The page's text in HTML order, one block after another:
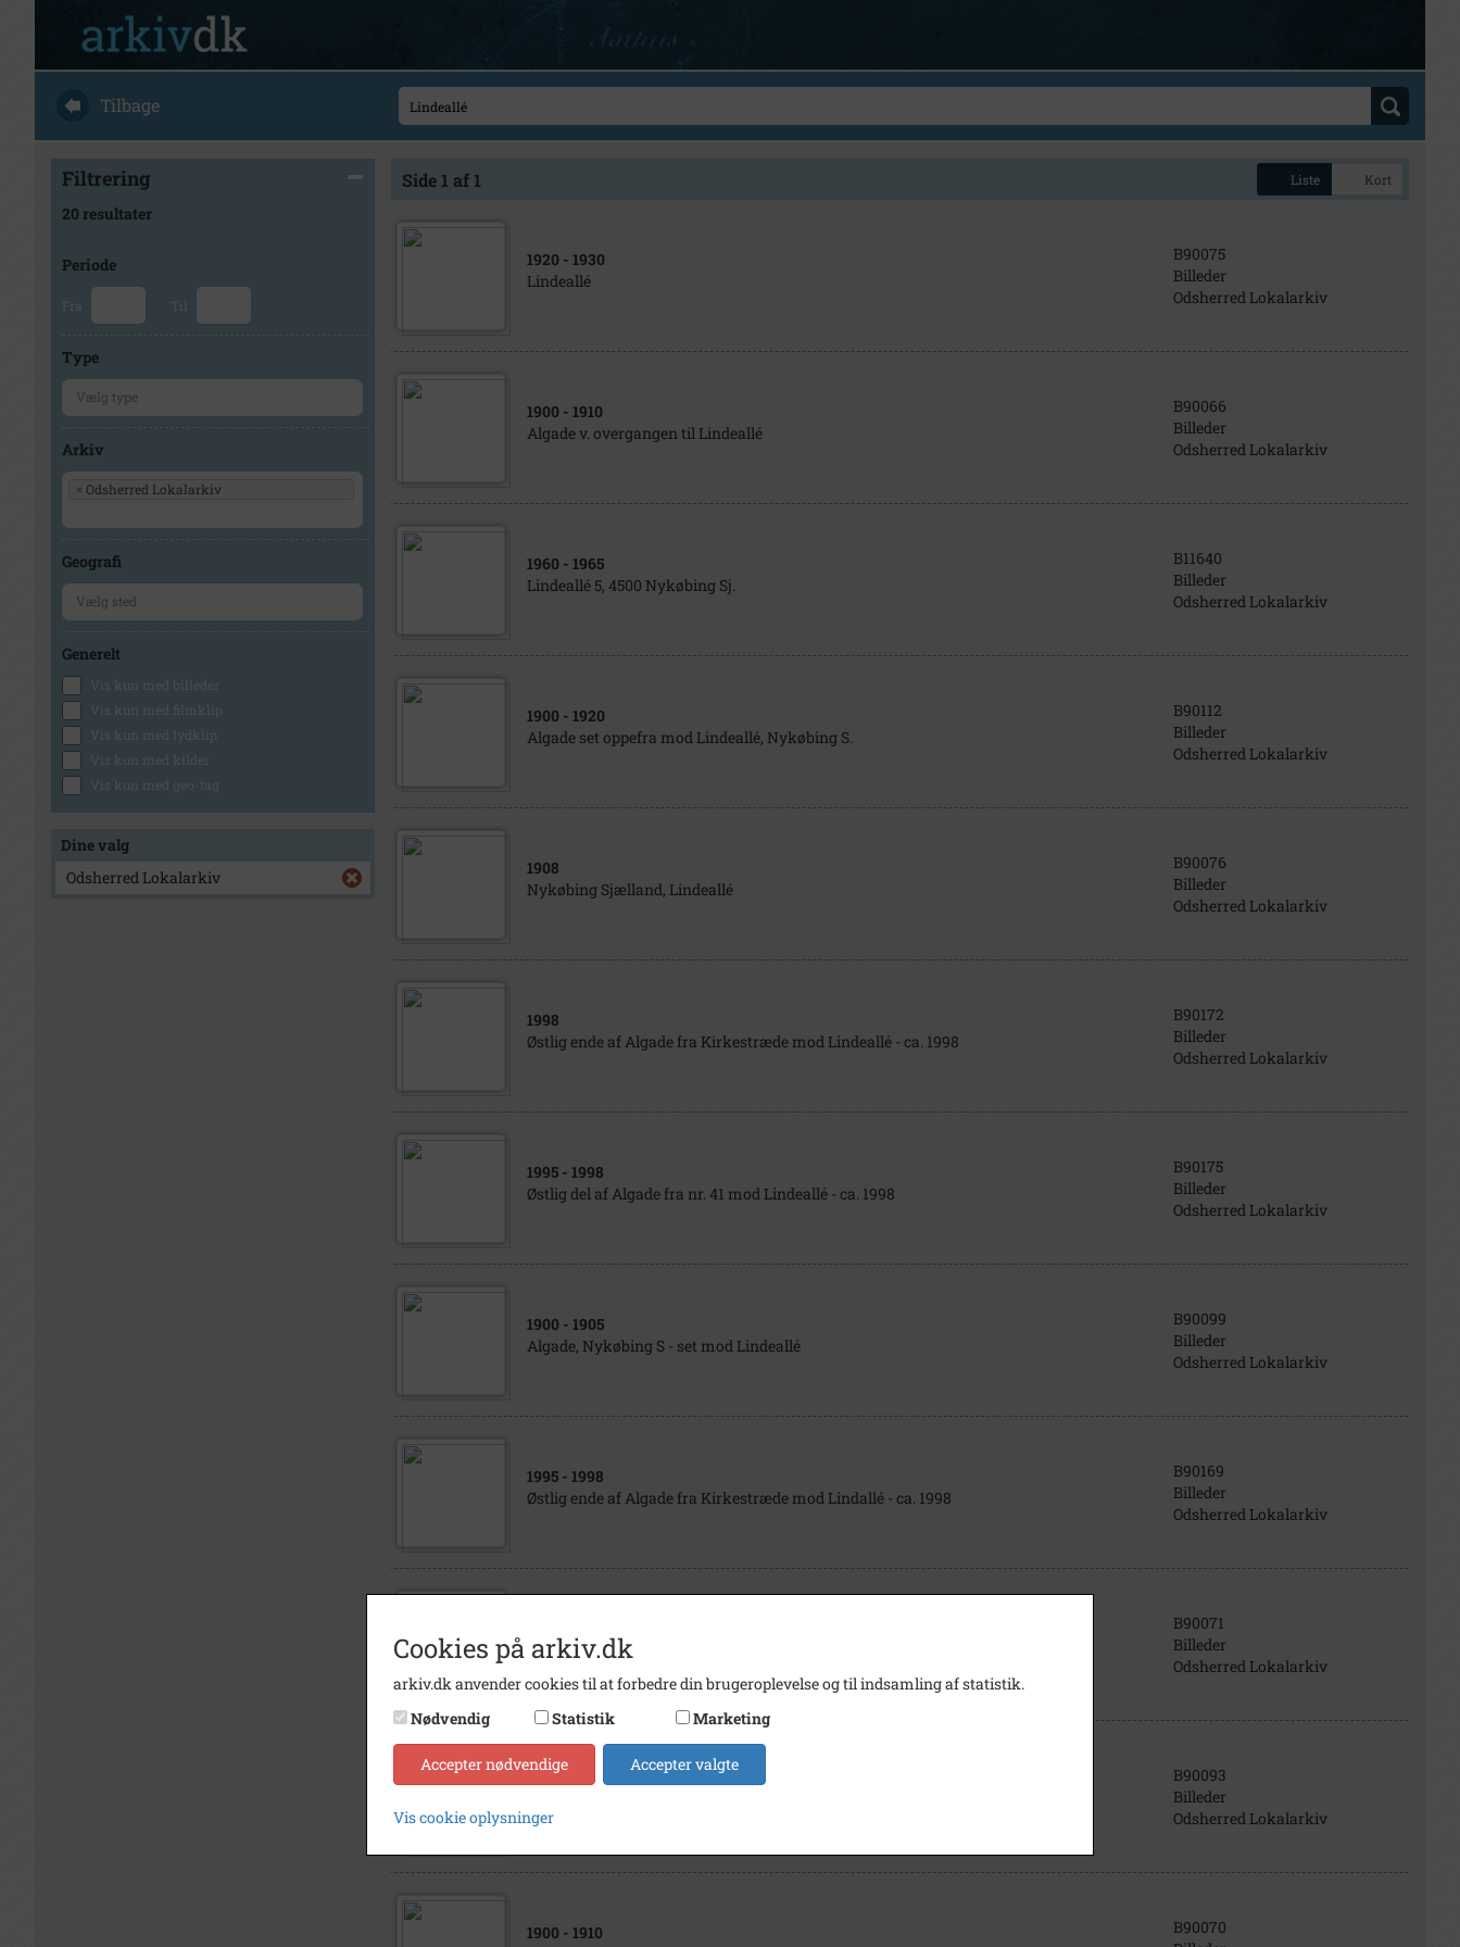
Tilbage
Filtrering
20 resultater
Periode
Fra Til
Type
Arkiv
× Odsherred Lokalarkiv
Geografi
Generelt
Vis kun med billeder
Vis kun med filmklip
Vis kun med lydklip
Vis kun med kilder
Vis kun med geo-tag
Dine valg
Odsherred Lokalarkiv
Side 1 af 1 Liste Kort
1920 - 1930
Lindeallé
B90075
Billeder
Odsherred Lokalarkiv
1900 - 1910
Algade v. overgangen til Lindeallé
B90066
Billeder
Odsherred Lokalarkiv
1960 - 1965
Lindeallé 5, 4500 Nykøbing Sj.
B11640
Billeder
Odsherred Lokalarkiv
1900 - 1920
Algade set oppefra mod Lindeallé, Nykøbing S.
B90112
Billeder
Odsherred Lokalarkiv
1908
Nykøbing Sjælland, Lindeallé
B90076
Billeder
Odsherred Lokalarkiv
1998
Østlig ende af Algade fra Kirkestræde mod Lindeallé - ca. 1998
B90172
Billeder
Odsherred Lokalarkiv
1995 - 1998
Østlig del af Algade fra nr. 41 mod Lindeallé - ca. 1998
B90175
Billeder
Odsherred Lokalarkiv
1900 - 1905
Algade, Nykøbing S - set mod Lindeallé
B90099
Billeder
Odsherred Lokalarkiv
1995 - 1998
Østlig ende af Algade fra Kirkestræde mod Lindallé - ca. 1998
B90169
Billeder
Odsherred Lokalarkiv
Algades østlige ende
B90071
Billeder
Odsherred Lokalarkiv
1900- 1905
B90093
Billeder
Odsherred Lokalarkiv
1900 - 1910
B90070
Cookies på arkiv.dk
arkiv.dk anvender cookies til at forbedre din brugeroplevelse og til indsamling af statistik.
Nødvendig
Statistik Marketing
Accepter nødvendige Accepter valgte
Vis cookie oplysninger